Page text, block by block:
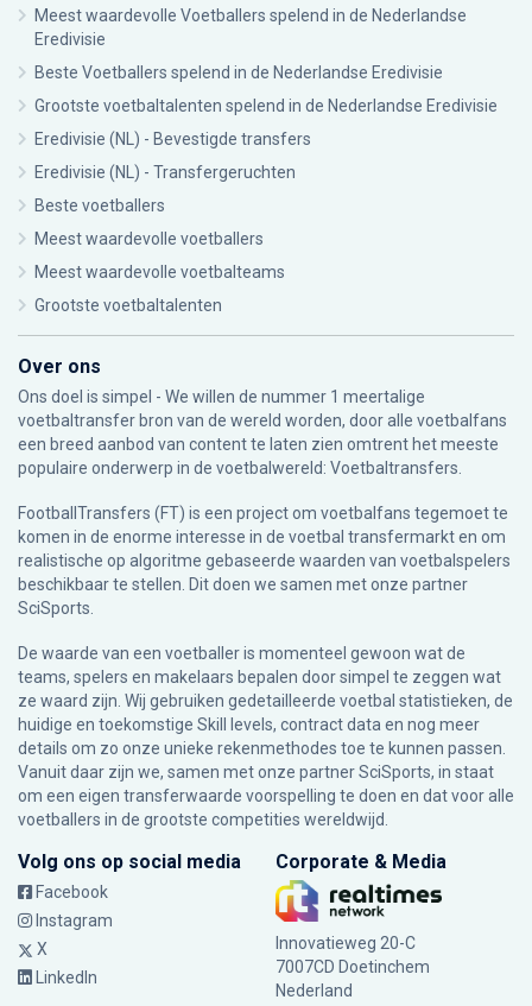
Meest waardevolle Voetballers spelend in de Nederlandse
Eredivisie
Beste Voetballers spelend in de Nederlandse Eredivisie
Grootste voetbaltalenten spelend in de Nederlandse Eredivisie
Eredivisie (NL) - Bevestigde transfers
Eredivisie (NL) - Transfergeruchten
Beste voetballers
Meest waardevolle voetballers
Meest waardevolle voetbalteams
Grootste voetbaltalenten
Over ons
Ons doel is simpel - We willen de nummer 1 meertalige
voetbaltransfer bron van de wereld worden, door alle voetbalfans
een breed aanbod van content te laten zien omtrent het meeste
populaire onderwerp in de voetbalwereld: Voetbaltransfers.
FootballTransfers (FT) is een project om voetbalfans tegemoet te
komen in de enorme interesse in de voetbal transfermarkt en om
realistische op algoritme gebaseerde waarden van voetbalspelers
beschikbaar te stellen. Dit doen we samen met onze partner
SciSports
De waarde van een voetballer is momenteel gewoon wat de
teams, spelers en makelaars bepalen door simpel te zeggen wat
ze waard zijn. Wij gebruiken gedetailleerde voetbal statistieken, de
huidige en toekomstige Skill levels, contract data en nog meer
details om zo onze unieke rekenmethodes toe te kunnen passen.
Vanuit daar zijn we, samen met onze partner SciSports, in staat
om een eigen transferwaarde voorspelling te doen en dat voor alle
voetballers in de grootste competities wereldwijd.
Volg ons op social media
Facebook
Instagram
X
LinkedIn
Corporate & Media
Innovatieweg 20-C
7007CD Doetinchem
Nederland